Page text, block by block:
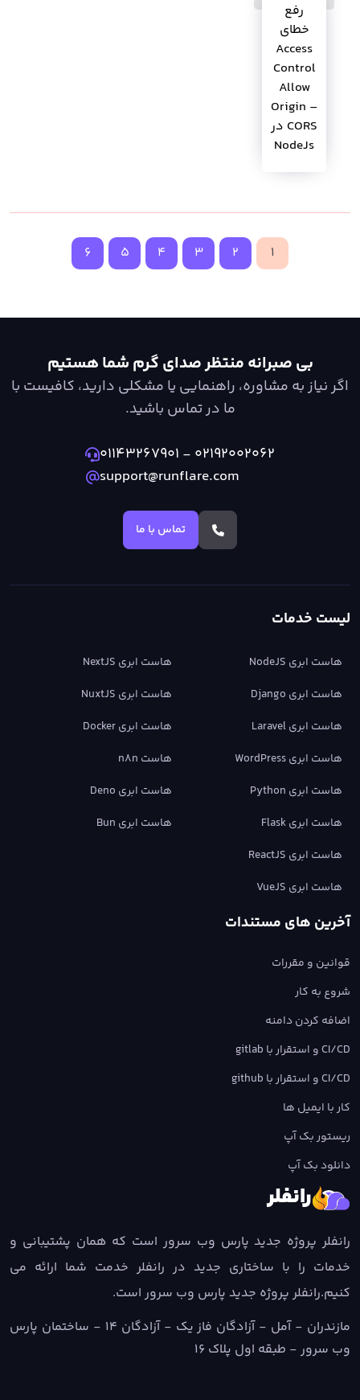
رفع
خطای
Access
Control
Allow
Origin –
CORS در
NodeJs
1
2
3
4
5
6
بی صبرانه منتظر صدای گرم شما هستیم
اگر نیاز به مشاوره، راهنمایی یا مشکلی دارید، کافیست با
ما در تماس باشید.
۰۲۱۹۲۰۰۲۰۶۲ - ۰۱۱۴۳۲۶۷۹۰۱
support@runflare.com
تماس با ما
رانفلر
رانفلر پروژه جدید پارس وب سرور است که همان پشتیبانی و
خدمات را با ساختاری جدید در رانفلر خدمت شما ارائه می
کنیم.رانفلر پروژه جدید پارس وب سرور است.
مازندران - آمل - آزادگان فاز یک - آزادگان ۱۴ - ساختمان پارس
وب سرور - طبقه اول پلاک ۱۶
لیست خدمات
هاست ابری NodeJS
هاست ابری Django
هاست ابری Laravel
هاست ابری WordPress
هاست ابری Python
هاست ابری Flask
هاست ابری ReactJS
هاست ابری VueJS
هاست ابری NextJS
هاست ابری NuxtJS
هاست ابری Docker
هاست n8n
هاست ابری Deno
هاست ابری Bun
آخرین های مستندات
قوانین و مقررات
شروع به کار
اضافه کردن دامنه
CI/CD و استقرار با gitlab
CI/CD و استقرار با github
کار با ایمیل ها
ریستور بک آپ
دانلود بک آپ